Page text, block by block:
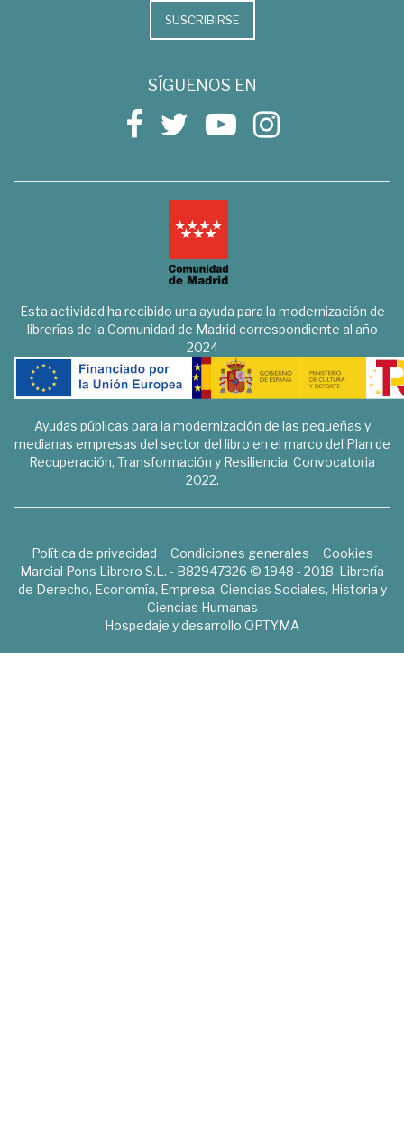
SUSCRIBIRSE
SÍGUENOS EN
Esta actividad ha recibido una ayuda para la modernización de
librerías de la Comunidad de Madrid correspondiente al año
2024
Ayudas públicas para la modernización de las pequeñas y
medianas empresas del sector del libro en el marco del Plan de
Recuperación, Transformación y Resiliencia. Convocatoria
2022.
Política de privacidad Condiciones generales
Cookies
Marcial Pons Librero S.L. - B82947326 © 1948 - 2018. Librería
de Derecho, Economía, Empresa, Ciencias Sociales, Historia y
Ciencias Humanas
Hospedaje y desarrollo OPTYMA